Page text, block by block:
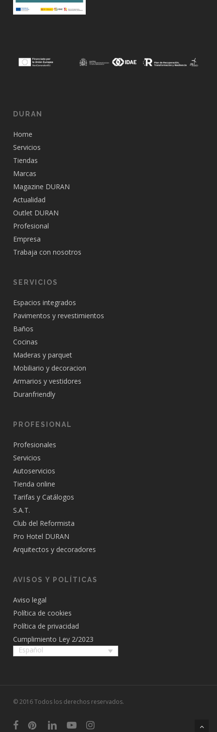
DURAN
Home
Servicios
Tiendas
Marcas
Magazine DURAN
Actualidad
Outlet DURAN
Profesional
Empresa
Trabaja con nosotros
SERVICIOS
Espacios integrados
Pavimentos y revestimientos
Baños
Cocinas
Maderas y parquet
Mobiliario y decoracion
Armarios y vestidores
Duranfriendly
PROFESIONAL
Profesionales
Servicios
Autoservicios
Tienda online
Tarifas y Catálogos
S.A.T.
Club del Reformista
Pro Hotel DURAN
Arquitectos y decoradores
AVISOS Y POLÍTICAS
Aviso legal
Política de cookies
Política de privacidad
Cumplimiento Ley 2/2023
Español
© 2016 Todos los derechos reservados.
facebookpinterestlinkedinyoutubeinstagram